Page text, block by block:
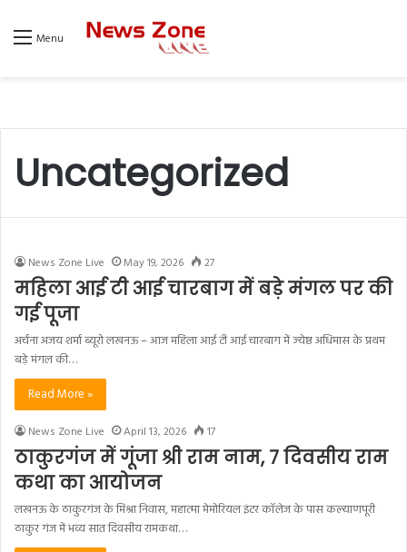
Menu
Uncategorized
News Zone Live May 19, 2026 27
महिला आई टी आई चारबाग में बड़े मंगल पर की
गई पूजा
अर्चना अजय शर्मा ब्यूरो लखनऊ – आज महिला आई टी आई चारबाग में ज्येष्ठ अधिमास के प्रथम
बड़े मंगल की…
Read More »
News Zone Live April 13, 2026 17
ठाकुरगंज में गूंजा श्री राम नाम, 7 दिवसीय राम
कथा का आयोजन
लखनऊ के ठाकुरगंज के मिश्रा निवास, महात्मा मेमोरियल इंटर कॉलेज के पास कल्याणपूरी
ठाकुर गंज में भव्य सात दिवसीय रामकथा…